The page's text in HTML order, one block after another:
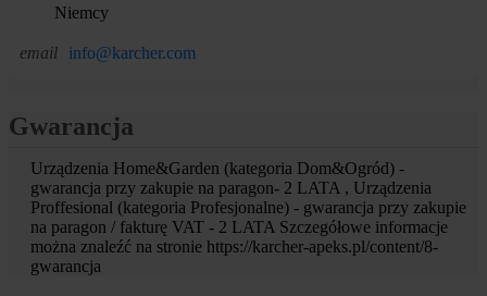
Niemcy
email info@karcher.com
Gwarancja
Urządzenia Home&Garden (kategoria Dom&Ogród) -
gwarancja przy zakupie na paragon- 2 LATA , Urządzenia
Proffesional (kategoria Profesjonalne) - gwarancja przy zakupie
na paragon / fakturę VAT - 2 LATA Szczegółowe informacje
można znaleźć na stronie https://karcher-apeks.pl/content/8-
gwarancja